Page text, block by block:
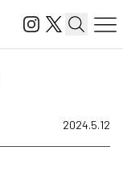
2024.5.12